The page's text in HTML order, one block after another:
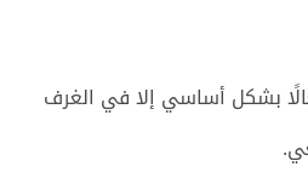
بشكل أساسي إلا في الغرف